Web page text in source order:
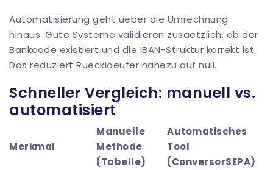
Automatisierung geht ueber die Umrechnung
hinaus. Gute Systeme validieren zusaetzlich, ob der
Bankcode existiert und die IBAN-Struktur korrekt ist.
Das reduziert Ruecklaeufer nahezu auf null.
Schneller Vergleich: manuell vs.
automatisiert
Merkmal
Manuelle
Methode
(Tabelle)
Automatisches
Tool
(ConversorSEPA)